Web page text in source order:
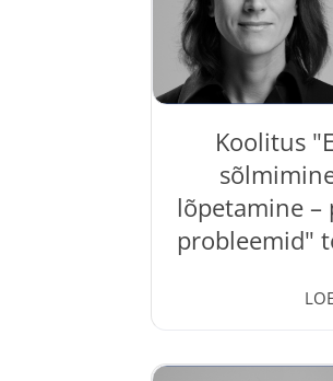
Koolitus
lõpetamine –
probleemid"
lõpetamine –